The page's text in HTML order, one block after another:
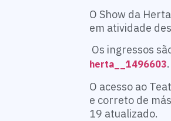
O Show da
em atividade
Os ingressos
herta__1496603.
O acesso ao
e correto de
19 atualizado.